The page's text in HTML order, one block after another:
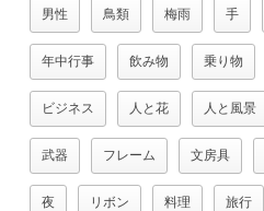
男性 鳥類 梅雨 手
年中行事 飲み物 乗り物
ビジネス 人と花 人と風景
武器 フレーム 文房具
夜 リボン 料理 旅行